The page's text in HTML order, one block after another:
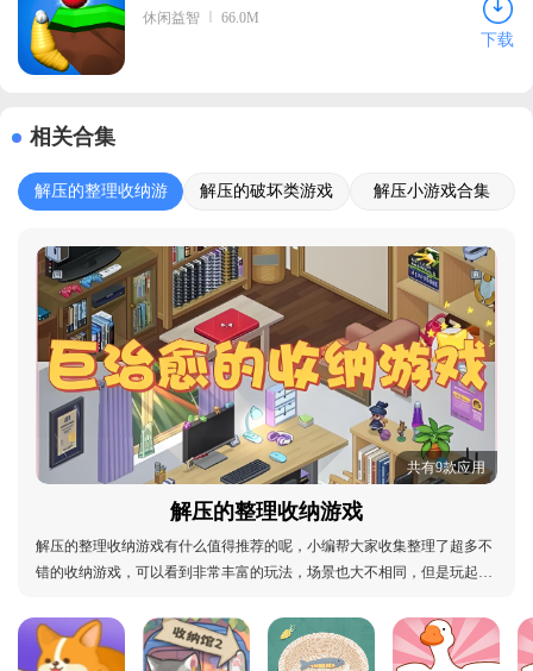
休闲益智 66.0M
下载
相关合集
解压的整理收纳游
解压的破坏类游戏 解压小游戏合集
共有9款应用
解压的整理收纳游戏
解压的整理收纳游戏有什么值得推荐的呢，小编帮大家收集整理了超多不
错的收纳游戏，可以看到非常丰富的玩法，场景也大不相同，但是玩起来
卡，难度系数也会不一样，既能帮助大家打发时间，也能缓解心情，非常
适合小伙伴们试试！解压的整理收纳游戏：收纳类